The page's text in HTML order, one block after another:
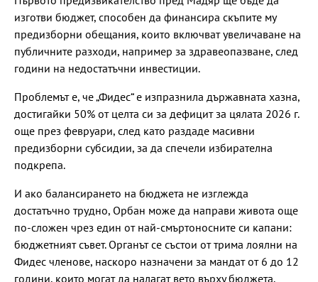
изготви бюджет, способен да финансира скъпите му
предизборни обещания, които включват увеличаване на
публичните разходи, например за здравеопазване, след
години на недостатъчни инвестиции.
Проблемът е, че „Фидес“ е изпразнила държавната хазна,
достигайки 50% от целта си за дефицит за цялата 2026 г.
още през февруари, след като раздаде масивни
предизборни субсидии, за да спечели избирателна
подкрепа.
И ако балансирането на бюджета не изглежда
достатъчно трудно, Орбан може да направи живота още
по-сложен чрез един от най-смъртоносните си капани:
бюджетният съвет. Органът се състои от трима лоялни на
Фидес членове, наскоро назначени за мандат от 6 до 12
години, които могат да налагат вето върху бюджета.